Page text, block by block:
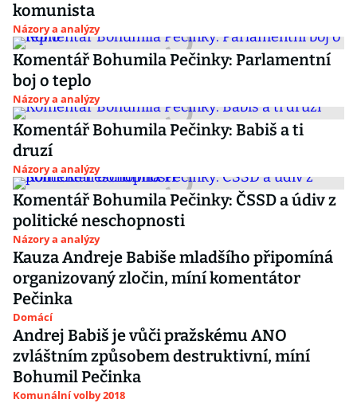
komunista
Názory a analýzy
Komentář Bohumila Pečinky: Parlamentní
boj o teplo
Názory a analýzy
Komentář Bohumila Pečinky: Babiš a ti
druzí
Názory a analýzy
Komentář Bohumila Pečinky: ČSSD a údiv z
politické neschopnosti
Názory a analýzy
Kauza Andreje Babiše mladšího připomíná
organizovaný zločin, míní komentátor
Pečinka
Domácí
Andrej Babiš je vůči pražskému ANO
zvláštním způsobem destruktivní, míní
Bohumil Pečinka
Komunální volby 2018